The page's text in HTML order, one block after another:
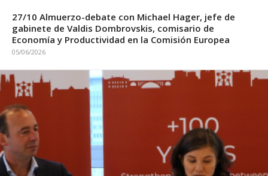
27/10 Almuerzo-debate con Michael Hager, jefe de
gabinete de Valdis Dombrovskis, comisario de
Economía y Productividad en la Comisión Europea
05/06/2026